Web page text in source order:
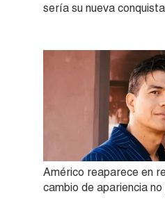
sería su nueva conquista
Américo reaparece en
cambio de apariencia